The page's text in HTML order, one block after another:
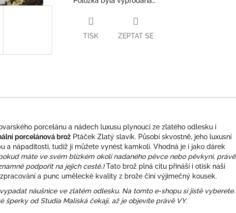
TISK ZEPTAT SE
porcelánu a nádech luxusu plynoucí ze zlatého odlesku i
porcelánová brož Ptáček Zlatý slavík. Působí skvostně, jeho luxusní
a nápaditosti, tudíž ji můžete vynést kamkoli. Vhodná je i jako dárek
máte ve svém blízkém okolí nadaného pěvce nebo pěvkyni, právě
podpořit na jejich cestě.)Tato brož plná citu přináší i otisk naší
a punc umělecké kvality z brože činí výjimečný kousek.
náušnice ve zlatém odlesku. Na tomto e-shopu si jistě vyberete.
šperky od Studia Malíská čekají, až je objevíte právě VY.